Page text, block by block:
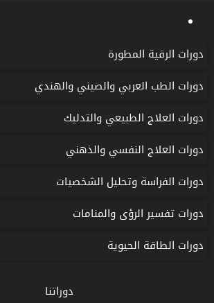
دورات الرقية المطورة
دورات الطب العربي والصيني والهندي
دورات العلاج الطبيعي والتدليك
دورات العلاج النفسي والذهني
دورات الفراسة وتحليل الشخصيات
دورات تفسير الرؤى والمنامات
دورات الطاقة الحيوية
دوراتنا